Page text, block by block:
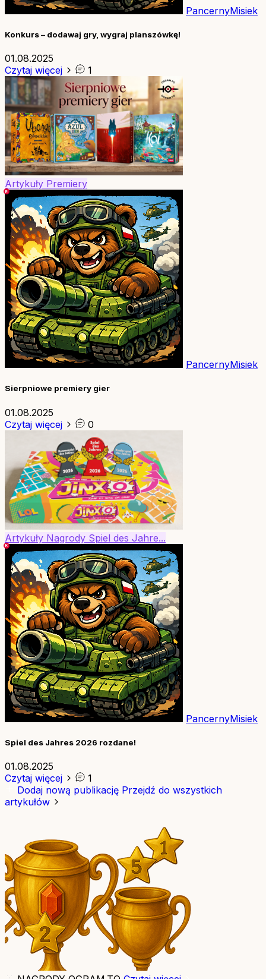
PancernyMisiek
Konkurs – dodawaj gry, wygraj planszówkę!
01.08.2025
Czytaj więcej
1
Artykuły Premiery
PancernyMisiek
Sierpniowe premiery gier
01.08.2025
Czytaj więcej
0
Artykuły Nagrody Spiel des Jahre...
PancernyMisiek
Spiel des Jahres 2026 rozdane!
01.08.2025
Czytaj więcej
1
Dodaj nową publikację Przejdź do wszystkich
artykułów